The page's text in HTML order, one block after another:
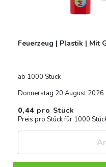
Feuerzeug | Plastik | Mit
ab 1000 Stück
Donnerstag 20 August 2026
0,44 pro Stück
Preis pro Stück für 1000